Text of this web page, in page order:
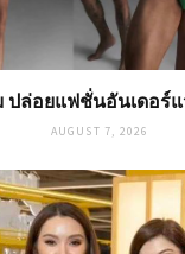
ปล่อยแฟชั่นอันเดอร์แ
AUGUST 7, 2026